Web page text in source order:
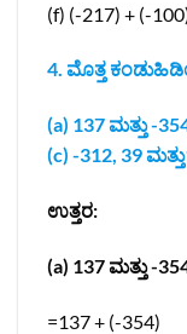
(f) (-217) + (-
4. ಮೊತ್ತ
(a) 137 ಮತ್ತು -
(c) -312, 39
ಉತ್ತರ:
(a) 137 ಮತ್ತು -
=137 + (-354)